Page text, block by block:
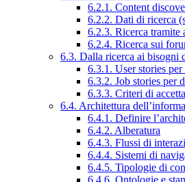
6.2.1. Content
6.2.2. Dati di ricerca
6.2.3. Ricerca tramite
6.2.4. Ricerca sui
6.3. Dalla ricerca ai bisogni
6.3.1. User stories
6.3.2. Job stories per
6.3.3. Criteri di
6.4. Architettura
6.4.1. Definire
6.4.2. Alberatura
6.4.3. Flussi di
6.4.4. Sistemi di
6.4.5. Tipologie di
6.4.6. Ontologie e